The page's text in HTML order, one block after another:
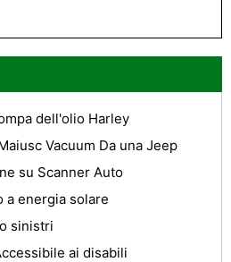
dell'olio Harley
Vacuum Da una Jeep
su Scanner Auto
a energia solare
sinistri
ai disabili